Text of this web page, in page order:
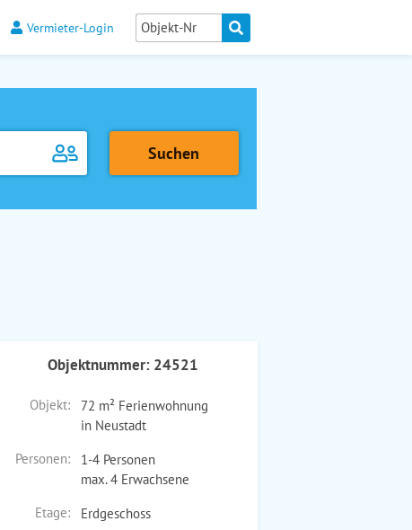
Vermieter-Login
Objektnummer: 24521
Objekt:
72 m² Ferienwohnung
in Neustadt
Personen:
1-4 Personen
max. 4 Erwachsene
Etage:
Erdgeschoss